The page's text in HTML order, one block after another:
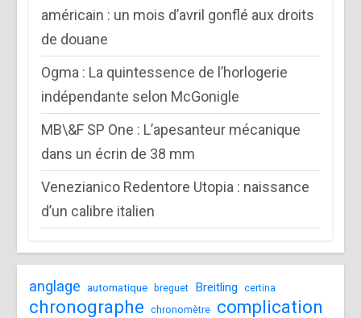
américain : un mois d’avril gonflé aux droits
de douane
Ogma : La quintessence de l’horlogerie
indépendante selon McGonigle
MB\&F SP One : L’apesanteur mécanique
dans un écrin de 38 mm
Venezianico Redentore Utopia : naissance
d’un calibre italien
anglage automatique breguet Breitling certina
chronographe chronomètre complication